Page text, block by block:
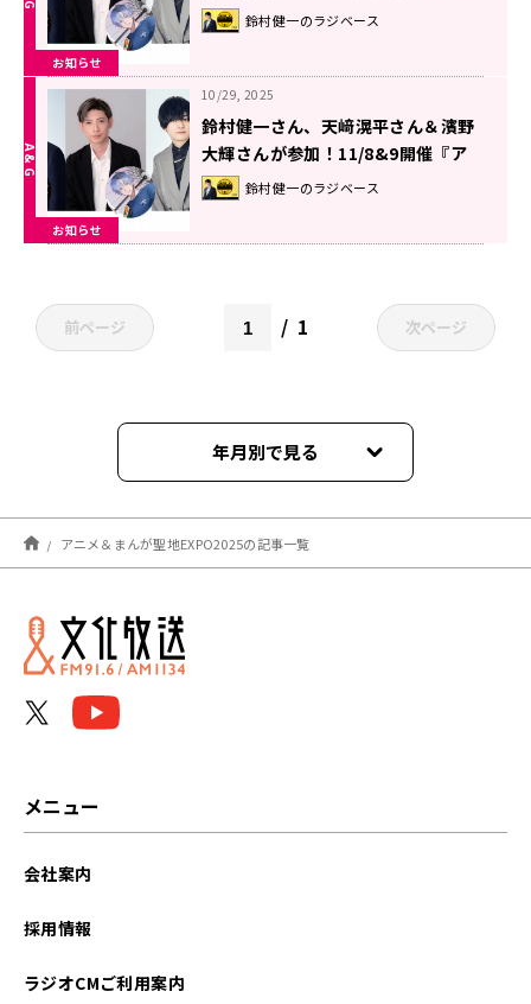
お知らせ
濱野大輝さん出演『アニメ＆まんが
聖地EXPO 2025』
鈴村健一のラジベース
お知らせ
10/29, 2025
鈴村健一さん、天﨑滉平さん＆濱野
大輝さんが参加！11/8&9開催『ア
ニメ＆まんが聖地EXPO 2025』
鈴村健一のラジベース
前ページ 1 次ページ
年月別で見る
2025年11月
2025年10月
アニメ＆まんが聖地EXPO2025の記事一覧
メニュー
会社案内
採用情報
ラジオCMご利用案内